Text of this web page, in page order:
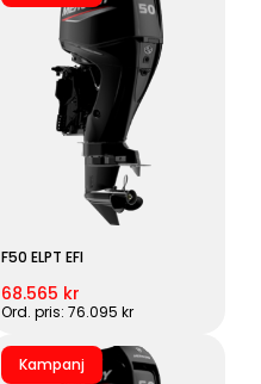
F50 ELPT EFI
68.565 kr
Ord. pris: 76.095 kr
Kampanj